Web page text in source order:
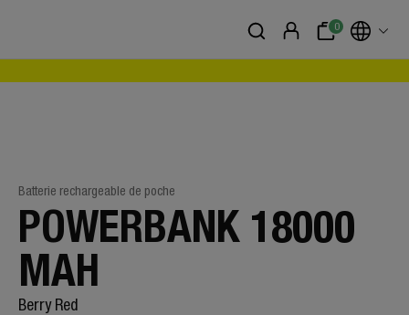
0
Batterie rechargeable de poche
POWERBANK 18000
MAH
Berry Red